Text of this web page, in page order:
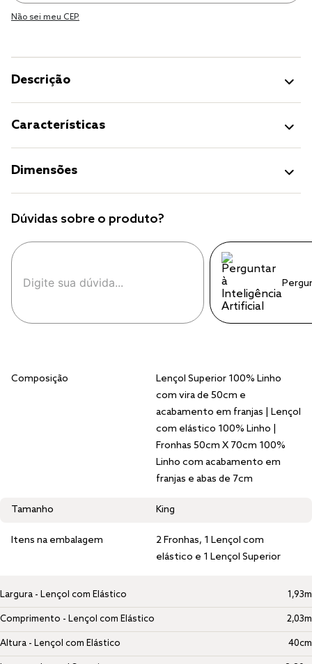
Não sei meu CEP.
Descrição
Características
Dimensões
Dúvidas sobre o produto?
Composição
Lençol Superior 100% Linho
com vira de 50cm e
acabamento em franjas | Lençol
com elástico 100% Linho |
Fronhas 50cm X 70cm 100%
Linho com acabamento em
franjas e abas de 7cm
Tamanho King
Itens na embalagem
2 Fronhas, 1 Lençol com
elástico e 1 Lençol Superior
Largura - Lençol com Elástico 1,93m
Comprimento - Lençol com Elástico 2,03m
Altura - Lençol com Elástico 40cm